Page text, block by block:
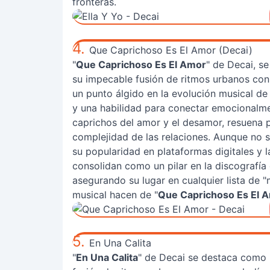
4. Que Caprichoso Es El Amor (Decai)
"Que Caprichoso Es El Amor" de Decai,
su impecable fusión de ritmos urbanos
un punto álgido en la evolución musical
y una habilidad para conectar
caprichos del amor y el desamor,
complejidad de las relaciones. Aunque no
su popularidad en plataformas digitales y
consolidan como un pilar en la
asegurando su lugar en cualquier lista de
musical hacen de "Que Caprichoso Es El
5. En Una Calita
"En Una Calita" de Decai se destaca